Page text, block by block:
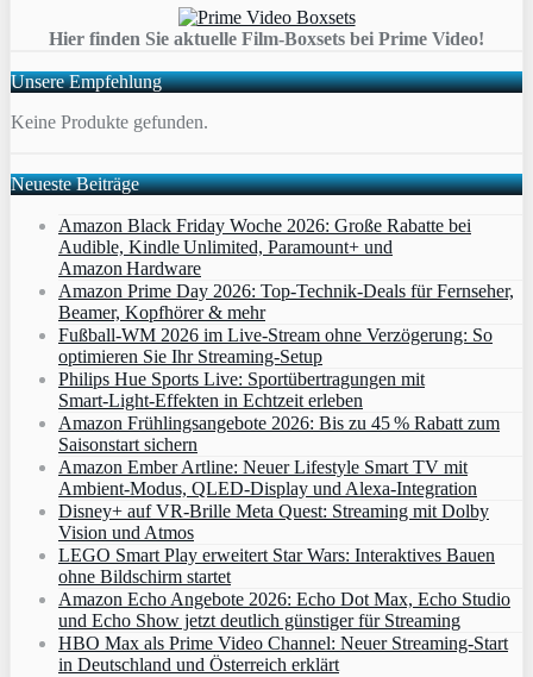
Hier finden Sie aktuelle Film-Boxsets bei Prime Video!
Unsere Empfehlung
Keine Produkte gefunden.
Neueste Beiträge
Amazon Black Friday Woche 2026: Große Rabatte bei
Audible, Kindle Unlimited, Paramount+ und
Amazon Hardware
Amazon Prime Day 2026: Top-Technik-Deals für Fernseher,
Beamer, Kopfhörer & mehr
Fußball-WM 2026 im Live-Stream ohne Verzögerung: So
optimieren Sie Ihr Streaming-Setup
Philips Hue Sports Live: Sportübertragungen mit
Smart‑Light‑Effekten in Echtzeit erleben
Amazon Frühlingsangebote 2026: Bis zu 45 % Rabatt zum
Saisonstart sichern
Amazon Ember Artline: Neuer Lifestyle Smart TV mit
Ambient‑Modus, QLED‑Display und Alexa‑Integration
Disney+ auf VR-Brille Meta Quest: Streaming mit Dolby
Vision und Atmos
LEGO Smart Play erweitert Star Wars: Interaktives Bauen
ohne Bildschirm startet
Amazon Echo Angebote 2026: Echo Dot Max, Echo Studio
und Echo Show jetzt deutlich günstiger für Streaming
HBO Max als Prime Video Channel: Neuer Streaming‑Start
in Deutschland und Österreich erklärt